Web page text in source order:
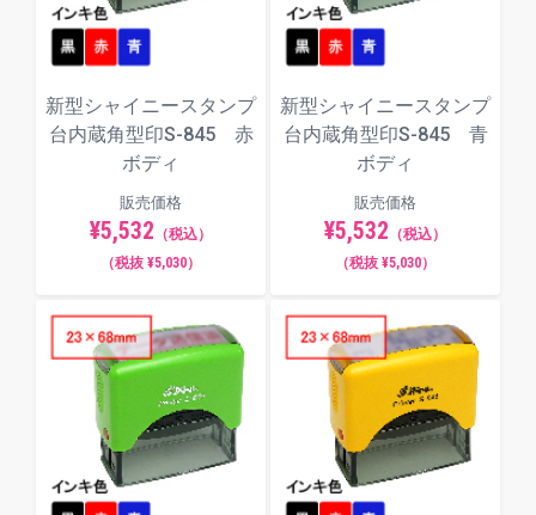
新型シャイニースタンプ
台内蔵角型印S-845 赤
ボディ
販売価格
¥5,532 （税込）
（税抜 ¥5,030）
新型シャイニースタンプ
台内蔵角型印S-845 青
ボディ
販売価格
¥5,532 （税込）
（税抜 ¥5,030）